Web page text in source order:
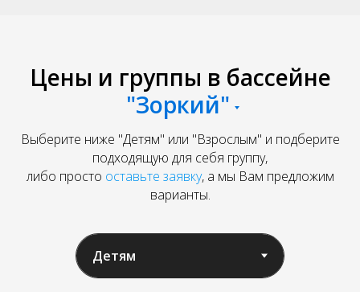
Цены и группы в бассейне
"Зоркий"
Выберите ниже "Детям" или "Взрослым" и подберите
подходящую для себя группу,
либо просто оставьте заявку, а мы Вам предложим
варианты.